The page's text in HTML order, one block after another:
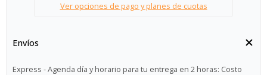
Ver opciones de pago y planes de cuotas
Envíos
Express - Agenda día y horario para tu entrega en 2 horas: Costo